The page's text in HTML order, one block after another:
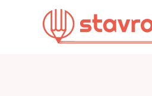
содержимому